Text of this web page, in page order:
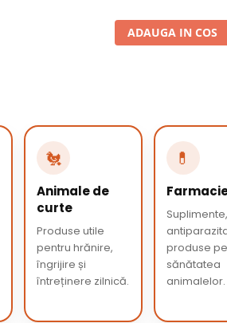
ADAUGA IN COS
🐔
Animale de
curte
Produse utile
pentru hrănire,
îngrijire și
întreținere zilnică.
💊
Suplimente,
produse
sănătatea
animalelor.